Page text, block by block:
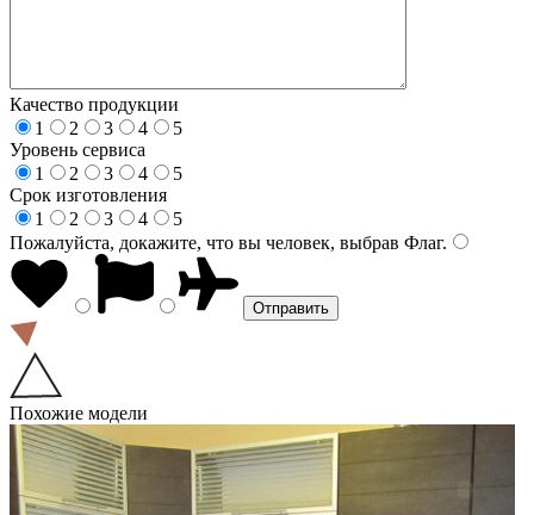
Качество продукции
1
2 3 4
5
Уровень сервиса
1
2 3 4
5
Срок изготовления
1
2 3 4
5
Пожалуйста, докажите, что вы человек, выбрав Флаг.
Похожие модели